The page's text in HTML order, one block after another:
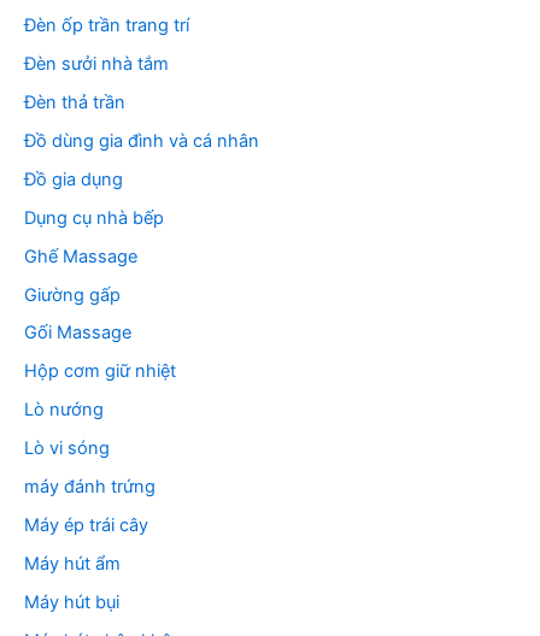
Đèn ốp trần trang trí
Đèn sưởi nhà tắm
Đèn thả trần
Đồ dùng gia đình và cá nhân
Đồ gia dụng
Dụng cụ nhà bếp
Ghế Massage
Giường gấp
Gối Massage
Hộp cơm giữ nhiệt
Lò nướng
Lò vi sóng
máy đánh trứng
Máy ép trái cây
Máy hút ẩm
Máy hút bụi